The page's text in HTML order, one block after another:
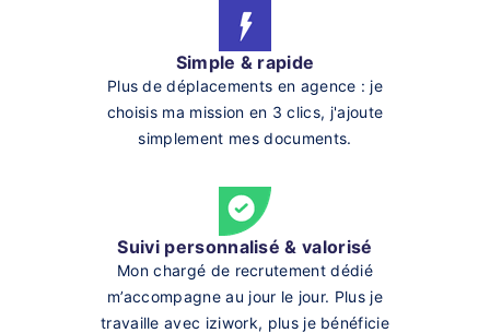
Simple & rapide
Plus de déplacements en agence : je
choisis ma mission en 3 clics, j'ajoute
simplement mes documents.
Suivi personnalisé & valorisé
Mon chargé de recrutement dédié
m’accompagne au jour le jour. Plus je
travaille avec iziwork, plus je bénéficie